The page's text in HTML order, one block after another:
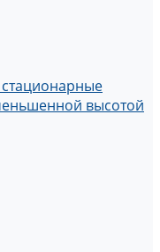
высотой